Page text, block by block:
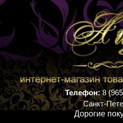
Телефон:8
Санкт-
Дорогие